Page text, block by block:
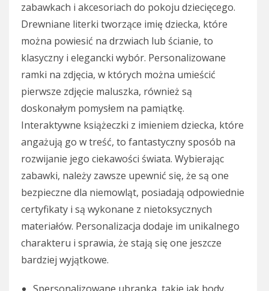
zabawkach i akcesoriach do pokoju dziecięcego.
Drewniane literki tworzące imię dziecka, które
można powiesić na drzwiach lub ścianie, to
klasyczny i elegancki wybór. Personalizowane
ramki na zdjęcia, w których można umieścić
pierwsze zdjęcie maluszka, również są
doskonałym pomysłem na pamiątkę.
Interaktywne książeczki z imieniem dziecka, które
angażują go w treść, to fantastyczny sposób na
rozwijanie jego ciekawości świata. Wybierając
zabawki, należy zawsze upewnić się, że są one
bezpieczne dla niemowląt, posiadają odpowiednie
certyfikaty i są wykonane z nietoksycznych
materiałów. Personalizacja dodaje im unikalnego
charakteru i sprawia, że stają się one jeszcze
bardziej wyjątkowe.